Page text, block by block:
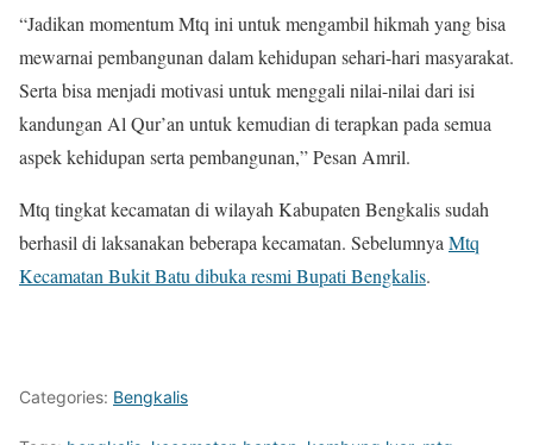
“Jadikan momentum Mtq ini untuk mengambil hikmah yang bisa
mewarnai pembangunan dalam kehidupan sehari-hari masyarakat.
Serta bisa menjadi motivasi untuk menggali nilai-nilai dari isi
kandungan Al Qur’an untuk kemudian di terapkan pada semua
aspek kehidupan serta pembangunan,” Pesan Amril.
Mtq tingkat kecamatan di wilayah Kabupaten Bengkalis sudah
berhasil di laksanakan beberapa kecamatan. Sebelumnya Mtq
Kecamatan Bukit Batu dibuka resmi Bupati Bengkalis.
Categories: Bengkalis